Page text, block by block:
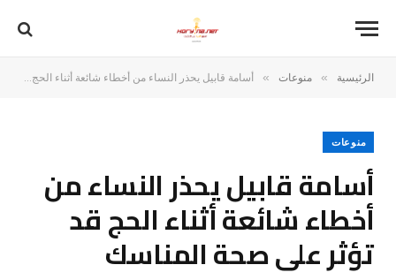
الرئيسية » منوعات » أسامة قابيل يحذر النساء من أخطاء شائعة أثناء الحج قد تؤثر على صحة المناسك
منوعات
أسامة قابيل يحذر النساء من
أخطاء شائعة أثناء الحج قد
تؤثر على صحة المناسك